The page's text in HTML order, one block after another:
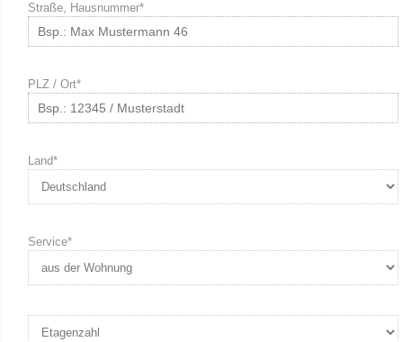
Straße, Hausnummer*
PLZ / Ort*
Land*
Service*